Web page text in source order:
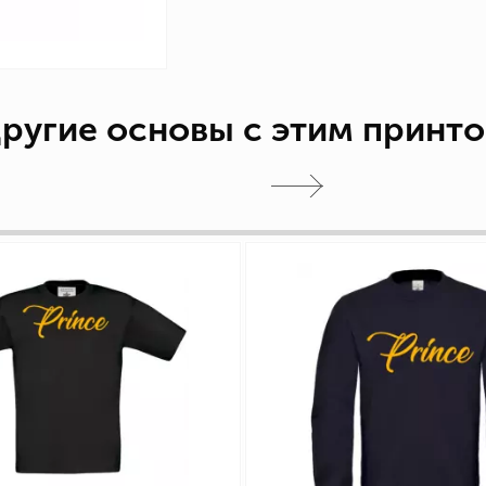
основы с этим